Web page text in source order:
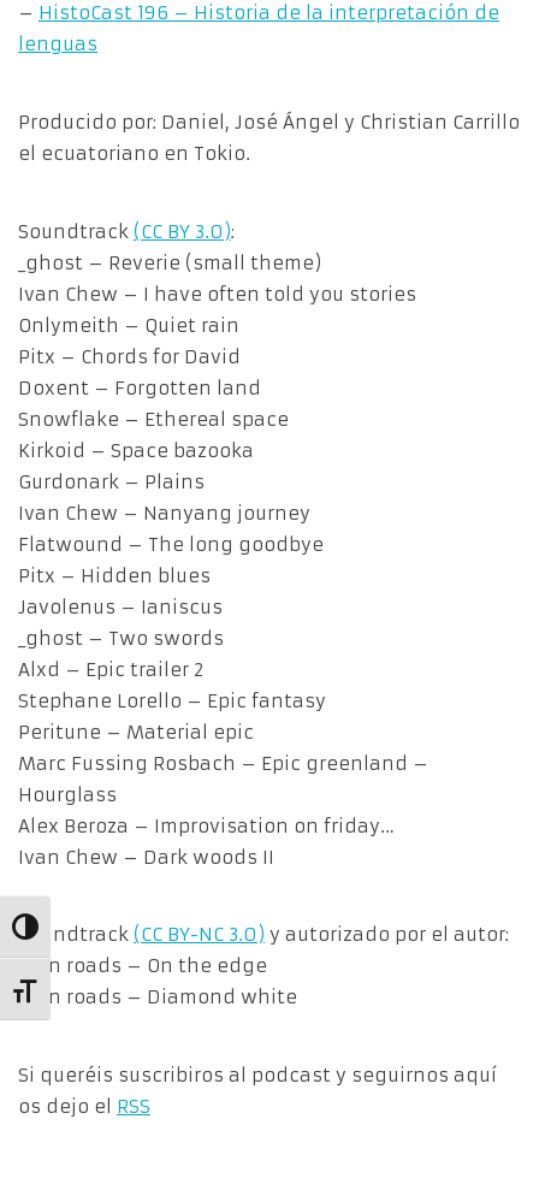
Alternar alto contraste
Alternar tamaño de letra
– HistoCast 196 – Historia de la interpretación de
lenguas
Producido por: Daniel, José Ángel y Christian Carrillo
el ecuatoriano en Tokio.
Soundtrack (CC BY 3.0):
_ghost – Reverie (small theme)
Ivan Chew – I have often told you stories
Onlymeith – Quiet rain
Pitx – Chords for David
Doxent – Forgotten land
Snowflake – Ethereal space
Kirkoid – Space bazooka
Gurdonark – Plains
Ivan Chew – Nanyang journey
Flatwound – The long goodbye
Pitx – Hidden blues
Javolenus – Ianiscus
_ghost – Two swords
Alxd – Epic trailer 2
Stephane Lorello – Epic fantasy
Peritune – Material epic
Marc Fussing Rosbach – Epic greenland –
Hourglass
Alex Beroza – Improvisation on friday…
Ivan Chew – Dark woods II
Soundtrack (CC BY-NC 3.0) y autorizado por el autor:
Ruin roads – On the edge
Ruin roads – Diamond white
Si queréis suscribiros al podcast y seguirnos aquí
os dejo el RSS